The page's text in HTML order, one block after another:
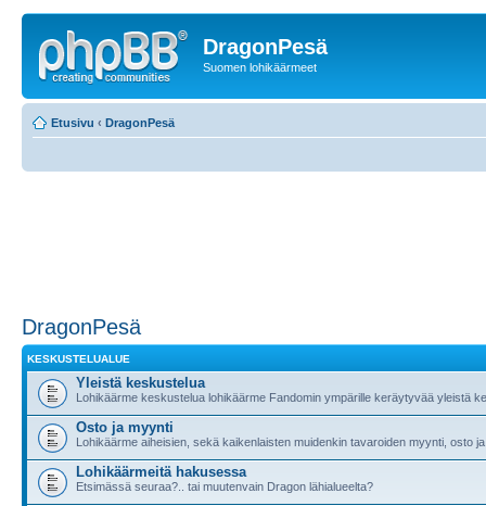
DragonPesä
Suomen lohikäärmeet
Etusivu ‹ DragonPesä
DragonPesä
KESKUSTELUALUE
Yleistä keskustelua
Lohikäärme keskustelua lohikäärme Fandomin ympärille keräytyvää yleistä
Osto ja myynti
Lohikäärme aiheisien, sekä kaikenlaisten muidenkin tavaroiden myynti, osto
Lohikäärmeitä hakusessa
Etsimässä seuraa?.. tai muutenvain Dragon lähialueelta?